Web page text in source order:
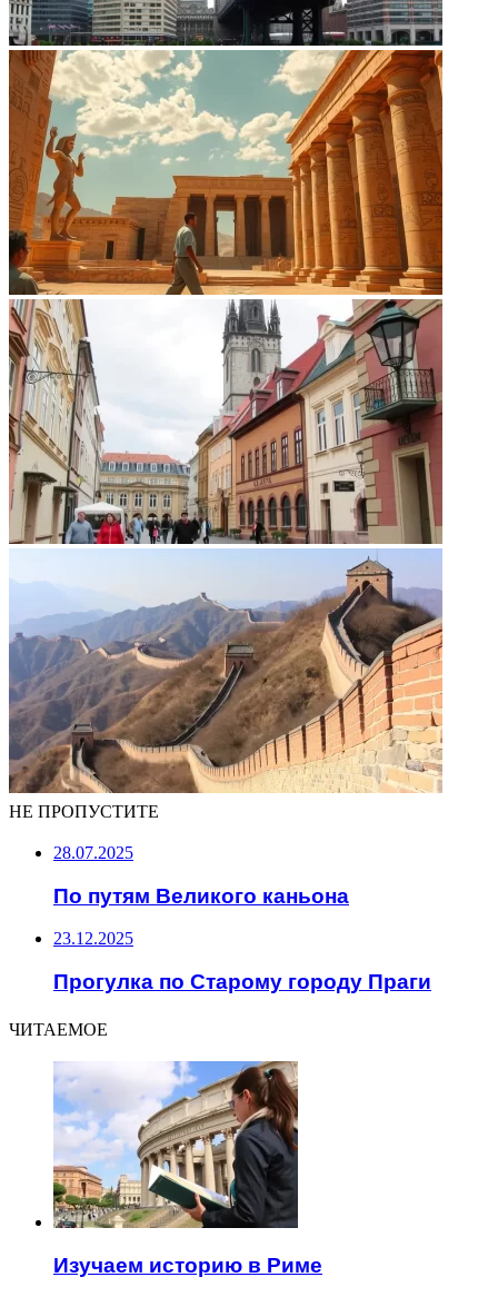
НЕ ПРОПУСТИТЕ
28.07.2025
По путям Великого каньона
23.12.2025
Прогулка по Старому городу Праги
ЧИТАЕМОЕ
Изучаем историю в Риме